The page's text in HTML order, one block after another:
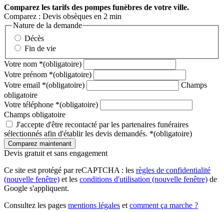
Comparez les tarifs des pompes funèbres de votre ville.
Comparez : Devis obsèques en 2 min
Nature de la demande
Décès
Fin de vie
Votre nom *(obligatoire)
Votre prénom *(obligatoire)
Votre email *(obligatoire)
Champs
obligatoire
Votre téléphone *(obligatoire)
Champs obligatoire
J'accepte d'être recontacté par les partenaires funéraires
sélectionnés afin d'établir les devis demandés. *(obligatoire)
Devis gratuit et sans engagement
Ce site est protégé par reCAPTCHA : les règles de confidentialité
(nouvelle fenêtre) et les conditions d'utilisation (nouvelle fenêtre) de
Google s'appliquent.
Consultez les pages mentions légales et comment ça marche ?